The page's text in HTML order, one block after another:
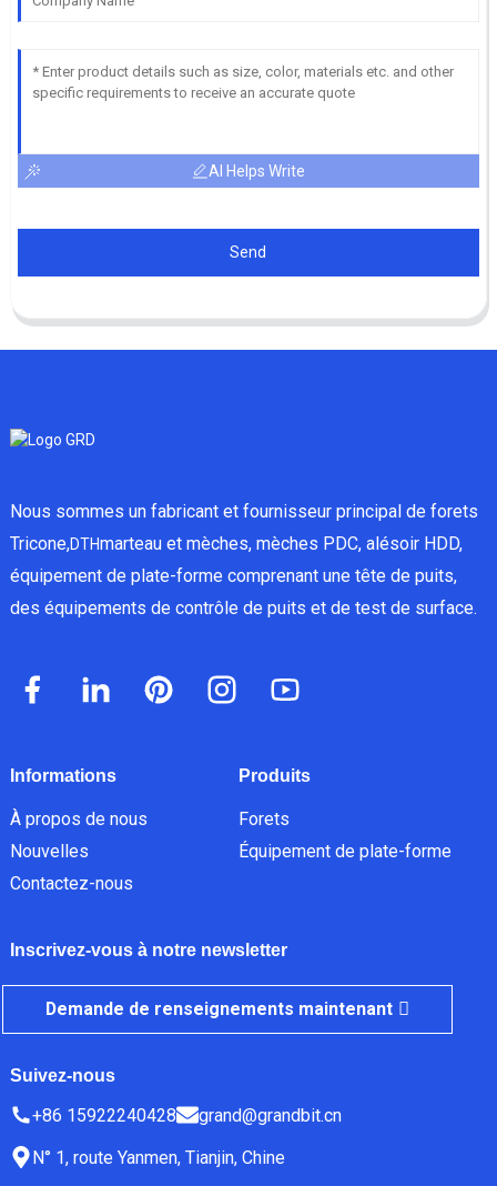
AI Helps Write
Send
Nous sommes un fabricant et fournisseur principal de forets
Tricone,DTHmarteau et mèches, mèches PDC, alésoir HDD,
équipement de plate-forme comprenant une tête de puits,
des équipements de contrôle de puits et de test de surface.
Informations
À propos de nous
Nouvelles
Contactez-nous
Produits
Forets
Équipement de plate-forme
Inscrivez-vous à notre newsletter
Demande de renseignements maintenant
Suivez-nous
+86 15922240428
grand@grandbit.cn
N° 1, route Yanmen, Tianjin, Chine